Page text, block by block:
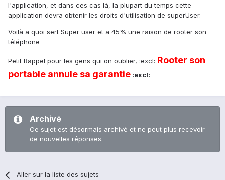
l'application, et dans ces cas là, la plupart du temps cette
application devra obtenir les droits d'utilisation de superUser.
Voilà a quoi sert Super user et a 45% une raison de rooter son
téléphone
Petit Rappel pour les gens qui on oublier, :excl: Rooter son
portable annule sa garantie :excl:
Archivé
Ce sujet est désormais archivé et ne peut plus recevoir
de nouvelles réponses.
Aller sur la liste des sujets